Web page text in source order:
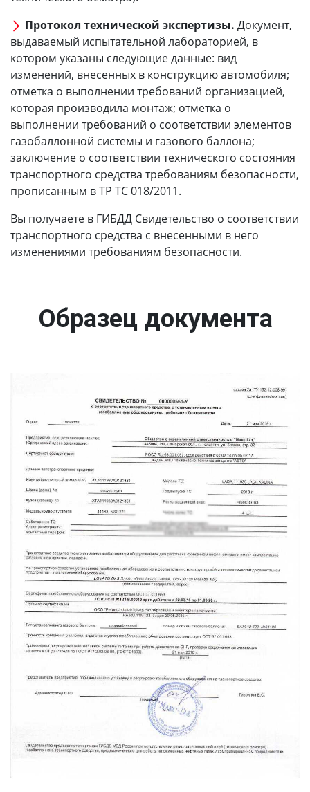
Протокол технической экспертизы. Документ,
выдаваемый испытательной лабораторией, в
котором указаны следующие данные: вид
изменений, внесенных в конструкцию автомобиля;
отметка о выполнении требований организацией,
которая производила монтаж; отметка о
выполнении требований о соответствии элементов
газобаллонной системы и газового баллона;
заключение о соответствии технического состояния
транспортного средства требованиям безопасности,
прописанным в ТР ТС 018/2011.
Вы получаете в ГИБДД Свидетельство о соответствии
транспортного средства с внесенными в него
изменениями требованиям безопасности.
Образец документа